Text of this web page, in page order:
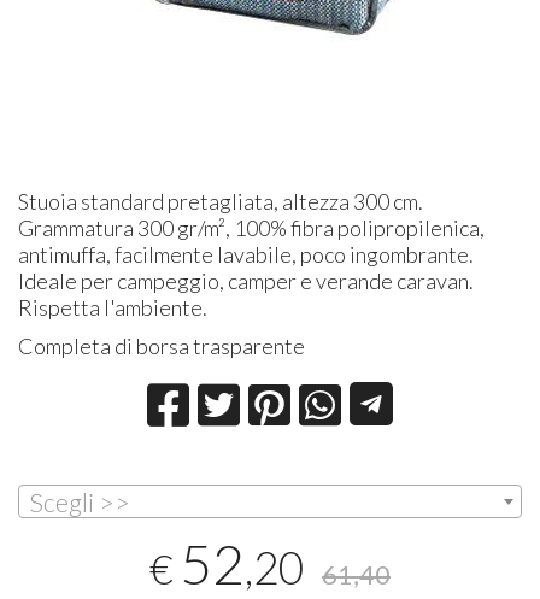
Stuoia standard pretagliata, altezza 300 cm.
Grammatura 300 gr/m², 100% fibra polipropilenica,
antimuffa, facilmente lavabile, poco ingombrante.
Ideale per campeggio, camper e verande caravan.
Rispetta l'ambiente.
Completa di borsa trasparente
Scegli >>
€ 52,20 61,40